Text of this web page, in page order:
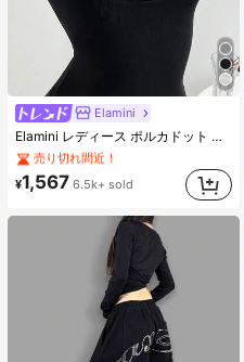
Elamini
Elamini レディース ポルカドット パッチワーク レーストリム 配色 ウエスト ショートスリーブ トップス 夏用
#2 ベストセラー
売り切れ間近！
(500+)
#2 ベストセラー
売り切れ間近！
#2 ベストセラー
売り切れ間近！
#2 ベストセラー
夜遊び 女性用ブラウス
売り切れ間近！
(500+)
¥1,567 6.5k+ sold